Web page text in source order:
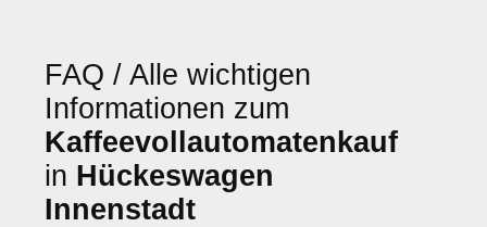
FAQ / Alle wichtigen
Informationen zum
Kaffeevollautomatenkauf
in Hückeswagen
Innenstadt